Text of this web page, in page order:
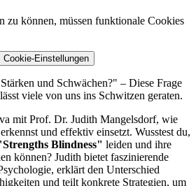
zu können, müssen funktionale Cookies
Cookie-Einstellungen
und Schwächen?" – Diese Frage
viele von uns ins Schwitzen geraten.
mit Prof. Dr. Judith Mangelsdorf, wie
und effektiv einsetzt. Wusstest du,
Blindness" leiden und ihre
können? Judith bietet faszinierende
erklärt den Unterschied
und teilt konkrete Strategien, um